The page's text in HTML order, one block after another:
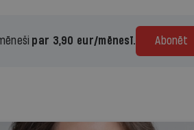
par 3,90 eur/mēnesī. Abonēt